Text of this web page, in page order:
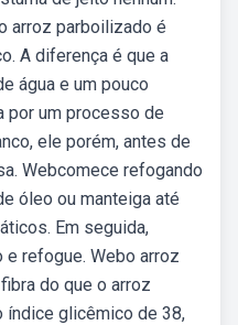
arroz parboilizado é
A diferença é que a
água e um pouco
por um processo de
ele porém, antes de
Webcomece refogando
óleo ou manteiga até
Em seguida,
refogue. Webo arroz
do que o arroz
índice glicêmico de 38,